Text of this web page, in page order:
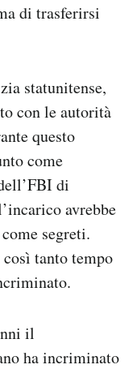
di trasferirsi
statunitense,
con le autorità
questo
come
di
avrebbe
segreti.
tanto tempo
il
ha incriminato